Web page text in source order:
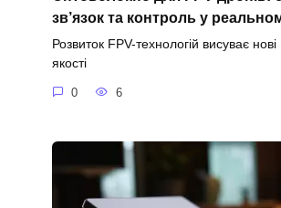
зв’язок та контроль у
Розвиток FPV-технологій висуває
якості
0 6